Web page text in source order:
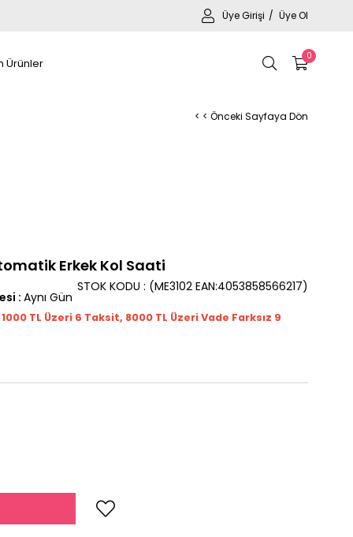
Üye Girişi Üye Ol
0
Ürünler
< < Önceki Sayfaya Dön
Erkek Kol Saati
(ME3102 EAN:4053858566217)
STOK KODU
: Aynı Gün
TL Üzeri 6 Taksit, 8000 TL Üzeri Vade Farksız 9